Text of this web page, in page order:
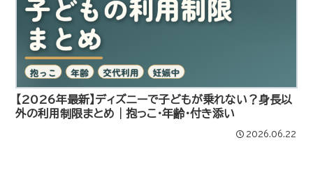
【2026年最新】ディズニーで子どもが乗れない？身長以
外の利用制限まとめ｜抱っこ・年齢・付き添い
2026.06.22